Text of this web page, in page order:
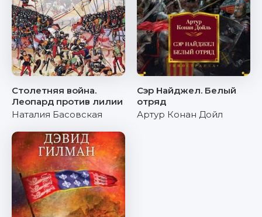
Столетняя война.
Леопард против лилии
Наталия Басовская
Сэр Найджел. Белый
отряд
Артур Конан Дойл